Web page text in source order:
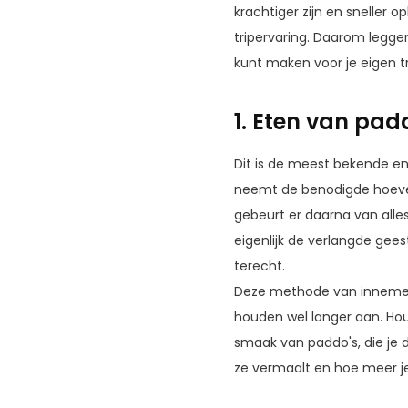
krachtiger zijn en sneller
tripervaring. Daarom
kunt maken voor je eigen
1. Eten van
Dit is de meest bekende
neemt de benodigde
gebeurt er daarna van
eigenlijk de verlangde
terecht.
Deze methode van
houden wel langer aan.
smaak van paddo's, die je
ze vermaalt en hoe meer